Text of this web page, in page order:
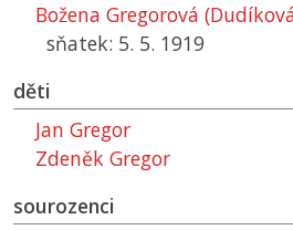
Božena Gregorová
sňatek: 5. 5. 1919
děti
Jan Gregor
Zdeněk Gregor
sourozenci